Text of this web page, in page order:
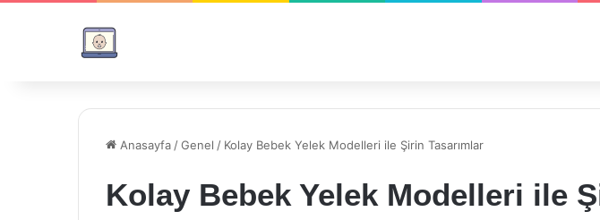
Anasayfa /Genel / Kolay Bebek Yelek Modelleri ile Şirin Tasarımlar
Kolay Bebek Yelek Modelleri ile